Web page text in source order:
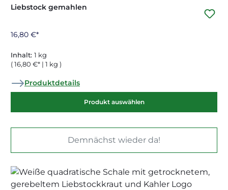
Liebstock gemahlen
16,80 €*
Inhalt: 1 kg
( 16,80 €* | 1 kg )
Produktdetails
Produkt auswählen
Demnächst wieder da!